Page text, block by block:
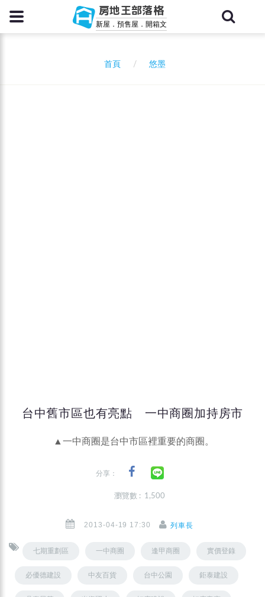
房地王部落格
新屋．預售屋．開箱文
首頁 悠墨
台中舊市區也有亮點 一中商圈加持房市
▲一中商圈是台中市區裡重要的商圈。
分享：
瀏覽數 : 1,500
2013-04-19 17:30 列車長
七期重劃區 一中商圈 逢甲商圈 實價登錄
必優德建設 中友百貨 台中公園 鉅泰建設